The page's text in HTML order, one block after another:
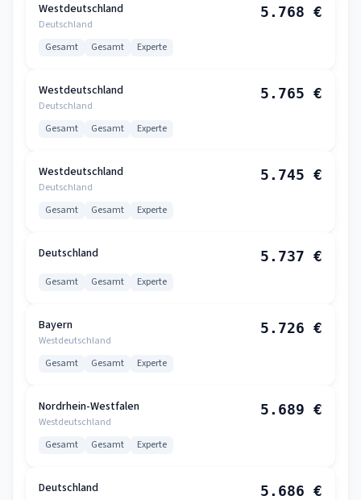
Westdeutschland
Deutschland
5.768 €
Gesamt Gesamt Experte
Westdeutschland
Deutschland
5.765 €
Gesamt Gesamt Experte
Westdeutschland
Deutschland
5.745 €
Gesamt Gesamt Experte
Deutschland 5.737 €
Gesamt Gesamt Experte
Bayern
Westdeutschland
5.726 €
Gesamt Gesamt Experte
Nordrhein-Westfalen
Westdeutschland
5.689 €
Gesamt Gesamt Experte
Deutschland 5.686 €